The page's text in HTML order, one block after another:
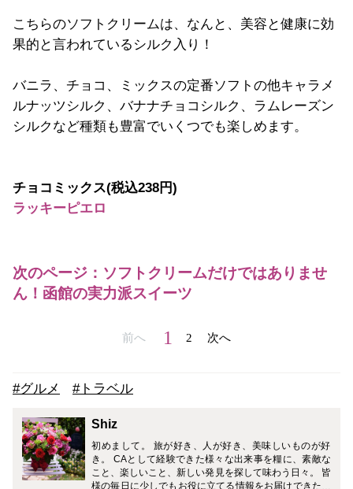
こちらのソフトクリームは、なんと、美容と健康に効
果的と言われているシルク入り！
バニラ、チョコ、ミックスの定番ソフトの他キャラメ
ルナッツシルク、バナナチョコシルク、ラムレーズン
シルクなど種類も豊富でいくつでも楽しめます。
チョコミックス(税込238円)
ラッキーピエロ
次のページ：ソフトクリームだけではありませ
ん！函館の実力派スイーツ
前へ 1 2 次へ
#グルメ #トラベル
Shiz
初めまして。 旅が好き、人が好き、美味しいものが好
き。 CAとして経験できた様々な出来事を糧に、素敵な
こと、楽しいこと、新しい発見を探して味わう日々。 皆
様の毎日に少しでもお役に立てる情報をお届けできたら